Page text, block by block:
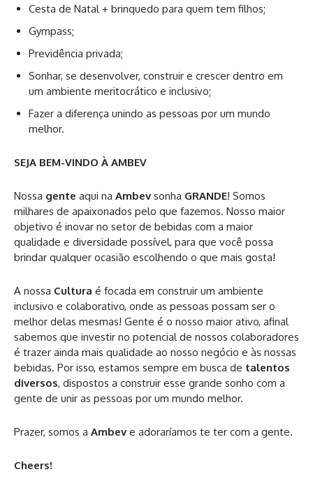
Cesta de Natal + brinquedo para quem tem filhos;
Gympass;
Previdência privada;
Sonhar, se desenvolver, construir e crescer dentro em
um ambiente meritocrático e inclusivo;
Fazer a diferença unindo as pessoas por um mundo
melhor.
SEJA BEM-VINDO À AMBEV
Nossa gente aqui na Ambev sonha GRANDE! Somos
milhares de apaixonados pelo que fazemos. Nosso maior
objetivo é inovar no setor de bebidas com a maior
qualidade e diversidade possível, para que você possa
brindar qualquer ocasião escolhendo o que mais gosta!
A nossa Cultura é focada em construir um ambiente
inclusivo e colaborativo, onde as pessoas possam ser o
melhor delas mesmas! Gente é o nosso maior ativo, afinal
sabemos que investir no potencial de nossos colaboradores
é trazer ainda mais qualidade ao nosso negócio e às nossas
bebidas. Por isso, estamos sempre em busca de talentos
diversos, dispostos a construir esse grande sonho com a
gente de unir as pessoas por um mundo melhor.
Prazer, somos a Ambev e adoraríamos te ter com a gente.
Cheers!